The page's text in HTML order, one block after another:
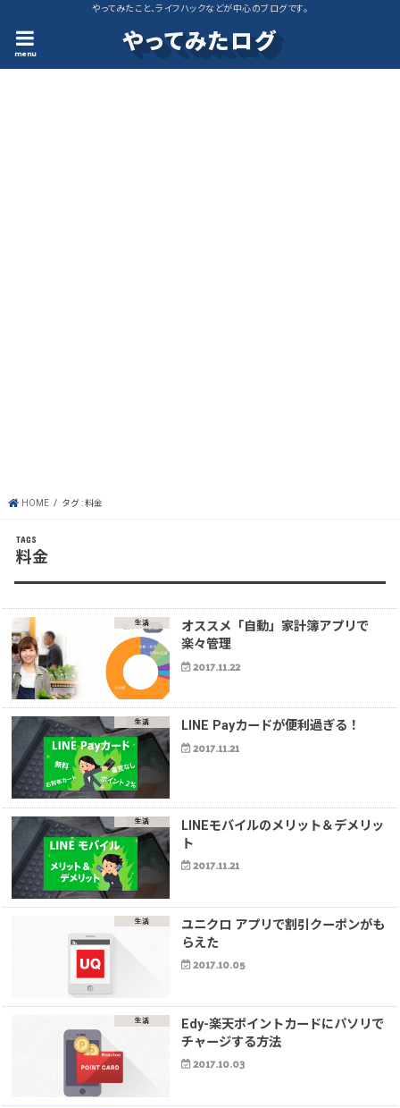
やってみたこと、ライフハックなどが中心のブログです。
やってみたログ
menu
HOME タグ : 料金
料金
生活
オススメ「自動」家計簿アプリで
楽々管理
2017.11.22
生活 LINE Payカードが便利過ぎる！
2017.11.21
生活
LINEモバイルのメリット＆デメリッ
ト
2017.11.21
生活
ユニクロ アプリで割引クーポンがも
らえた
2017.10.05
生活
Edy-楽天ポイントカードにパソリで
チャージする方法
2017.10.03